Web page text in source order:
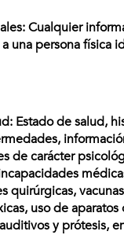
Cualquier
una persona física
Estado de salud,
de carácter
quirúrgicas,
uso de
y prótesis,